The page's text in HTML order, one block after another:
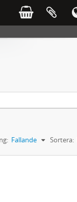
Sortera:
Fallande